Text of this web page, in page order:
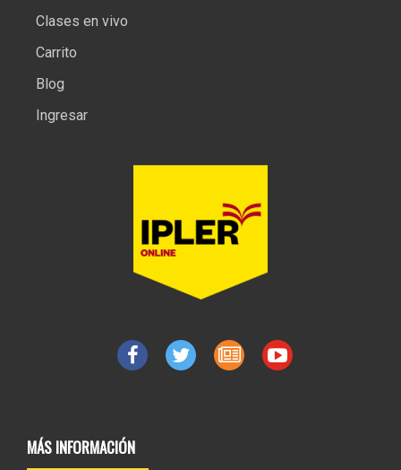
Clases en vivo
Carrito
Blog
Ingresar
MÁS INFORMACIÓN